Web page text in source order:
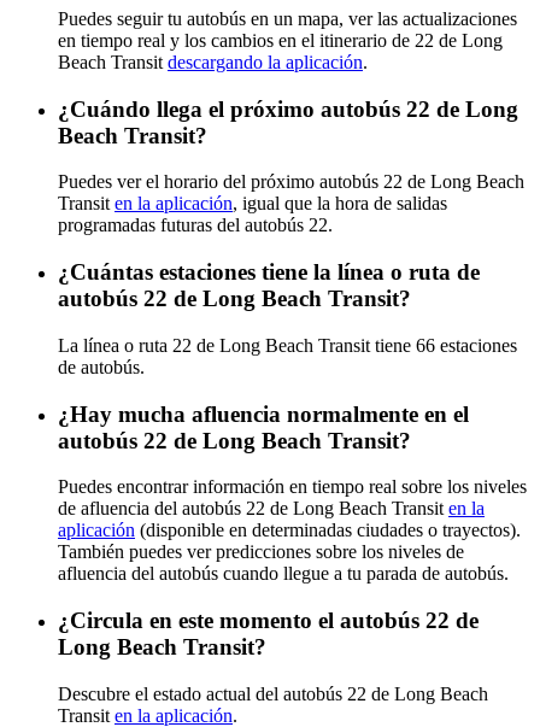
Puedes seguir tu autobús en un mapa, ver las actualizaciones
en tiempo real y los cambios en el itinerario de 22 de Long
Beach Transit descargando la aplicación.
¿Cuándo llega el próximo autobús 22 de Long
Beach Transit?
Puedes ver el horario del próximo autobús 22 de Long Beach
Transit en la aplicación, igual que la hora de salidas
programadas futuras del autobús 22.
¿Cuántas estaciones tiene la línea o ruta de
autobús 22 de Long Beach Transit?
La línea o ruta 22 de Long Beach Transit tiene 66 estaciones
de autobús.
¿Hay mucha afluencia normalmente en el
autobús 22 de Long Beach Transit?
Puedes encontrar información en tiempo real sobre los niveles
de afluencia del autobús 22 de Long Beach Transit en la
aplicación (disponible en determinadas ciudades o trayectos).
También puedes ver predicciones sobre los niveles de
afluencia del autobús cuando llegue a tu parada de autobús.
¿Circula en este momento el autobús 22 de
Long Beach Transit?
Descubre el estado actual del autobús 22 de Long Beach
Transit en la aplicación.